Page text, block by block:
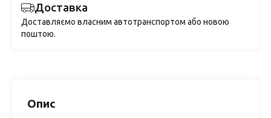
Доставка
Доставляємо власним автотранспортом або новою
поштою.
Опис